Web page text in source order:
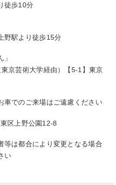
徒歩10分
野駅より徒歩15分
東京芸術大学経由）【5-1】東京
車でのご来場はご遠慮ください
区上野公園12-8
は都合により変更となる場合
い